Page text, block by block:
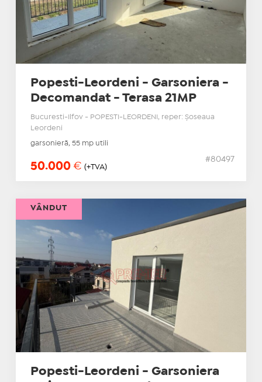
Popesti-Leordeni - Garsoniera -
Decomandat - Terasa 21MP
Bucuresti-Ilfov - POPESTI-LEORDENI, reper: Șoseaua
Leordeni
garsonieră, 55 mp utili
50.000 € (+TVA)
#80497
Popesti-Leordeni - Garsoniera
VÂNDUT